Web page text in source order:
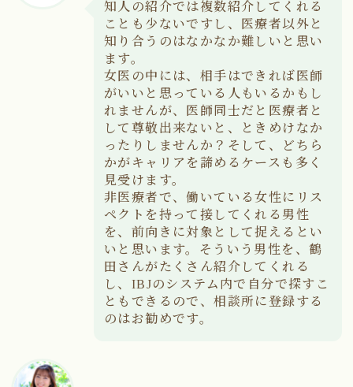
知人の紹介では複数紹介してくれる
ことも少ないですし、医療者以外と
知り合うのはなかなか難しいと思い
ます。
女医の中には、相手はできれば医師
がいいと思っている人もいるかもし
れませんが、医師同士だと医療者と
して尊敬出来ないと、ときめけなか
ったりしませんか？そして、どちら
かがキャリアを諦めるケースも多く
見受けます。
非医療者で、働いている女性にリス
ペクトを持って接してくれる男性
を、前向きに対象として捉えるとい
いと思います。そういう男性を、鶴
田さんがたくさん紹介してくれる
し、IBJのシステム内で自分で探すこ
ともできるので、相談所に登録する
のはお勧めです。